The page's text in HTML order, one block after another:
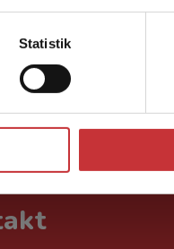
Statistik